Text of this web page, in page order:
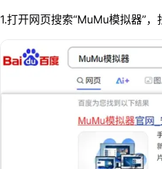
1.打开网页搜索“MuMu模拟器”